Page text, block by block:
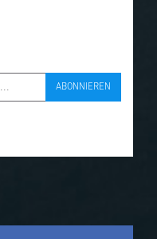
ABONNIEREN